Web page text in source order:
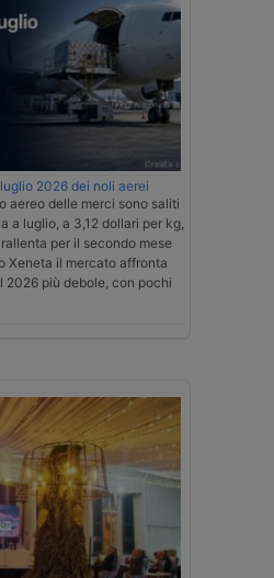
2026 dei noli aerei
aereo delle merci sono saliti
a luglio, a 3,12 dollari per kg,
per il secondo mese
Xeneta il mercato affronta
2026 più debole, con pochi